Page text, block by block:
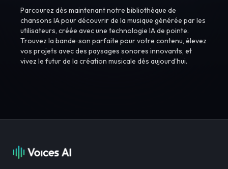
Parcourez dès maintenant notre bibliothèque de
chansons IA pour découvrir de la musique générée par les
utilisateurs, créée avec une technologie IA de pointe.
Trouvez la bande‑son parfaite pour votre contenu, élevez
vos projets avec des paysages sonores innovants, et
vivez le futur de la création musicale dès aujourd'hui.